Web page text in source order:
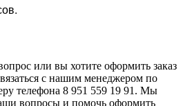
или вы хотите оформить заказ
с нашим менеджером по
телефона 8 951 559 19 91. Мы
вопросы и помочь оформить